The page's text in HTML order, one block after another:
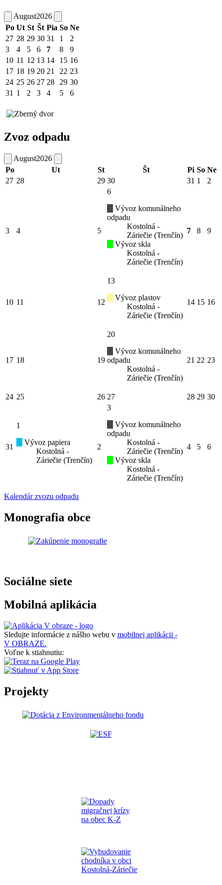
August2026
Po Ut St Št Pia So Ne
27 28 29 30 31 1
2
3
4 5 6 7 8
9
10 11 12 13 14 15 16
17 18 19 20 21 22 23
24 25 26 27 28 29 30
31 1 2 3 4 5 6
Zvoz odpadu
August2026
Po
Ut St Št Pi So Ne
27 28 29 30 31 1 2
3 4 5
6
Vývoz komunálneho
odpadu
Kostolná -
Záriečie (Trenčín)
Vývoz skla
Kostolná -
Záriečie (Trenčín)
7 8 9
10 11 12
13
Vývoz plastov
Kostolná -
Záriečie (Trenčín)
14 15 16
17 18 19
20
Vývoz komunálneho
odpadu
Kostolná -
Záriečie (Trenčín)
21 22 23
24 25 26 27 28 29 30
31
1
Vývoz papiera
Kostolná -
Záriečie (Trenčín)
2
3
Vývoz komunálneho
odpadu
Kostolná -
Záriečie (Trenčín)
Vývoz skla
Kostolná -
Záriečie (Trenčín)
4 5 6
Kalendár zvozu odpadu
Monografia obce
Sociálne siete
Mobilná aplikácia
Sledujte informácie z nášho webu v mobilnej aplikácii -
V OBRAZE.
Voľne k stiahnutiu:
Projekty